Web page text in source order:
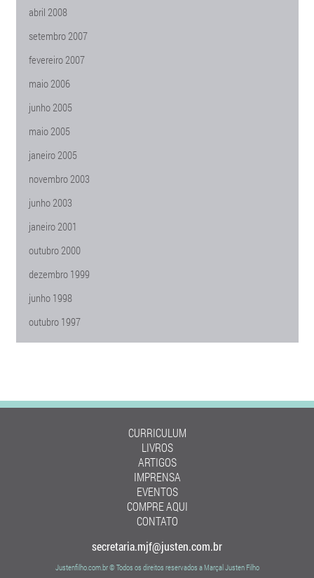
abril 2008
setembro 2007
fevereiro 2007
maio 2006
junho 2005
maio 2005
janeiro 2005
novembro 2003
junho 2003
janeiro 2001
outubro 2000
dezembro 1999
junho 1998
outubro 1997
CURRICULUM
LIVROS
ARTIGOS
IMPRENSA
EVENTOS
COMPRE AQUI
CONTATO
secretaria.mjf@justen.com.br
Justenfilho.com.br © Todos os direitos reservados a Marçal Justen Filho